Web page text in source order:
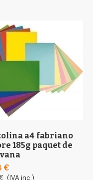
a4 fabriano
185g paquet de
€
(IVA inc.)